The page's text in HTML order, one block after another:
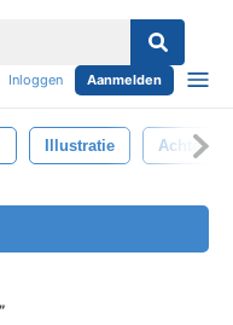
Inloggen Aanmelden
Illustratie